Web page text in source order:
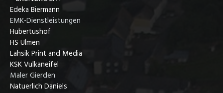
Edeka Biermann
EMK-Dienstleistungen
Hubertushof
HS Ulmen
Lahsik Print and Media
KSK Vulkaneifel
Maler Gierden
Natuerlich Daniels